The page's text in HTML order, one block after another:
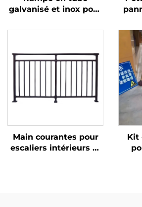
galvanisé et inox pour
et main courante
moderne
Main courantes pour
escaliers intérieurs et
Kit